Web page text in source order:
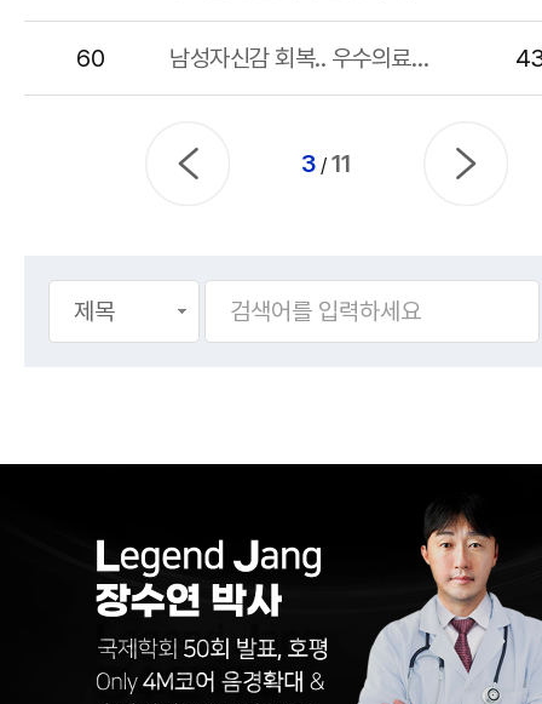
60 남성자신감 회복.. 우수의료기관 -외국인 환자 유치기관 선정
3 / 11